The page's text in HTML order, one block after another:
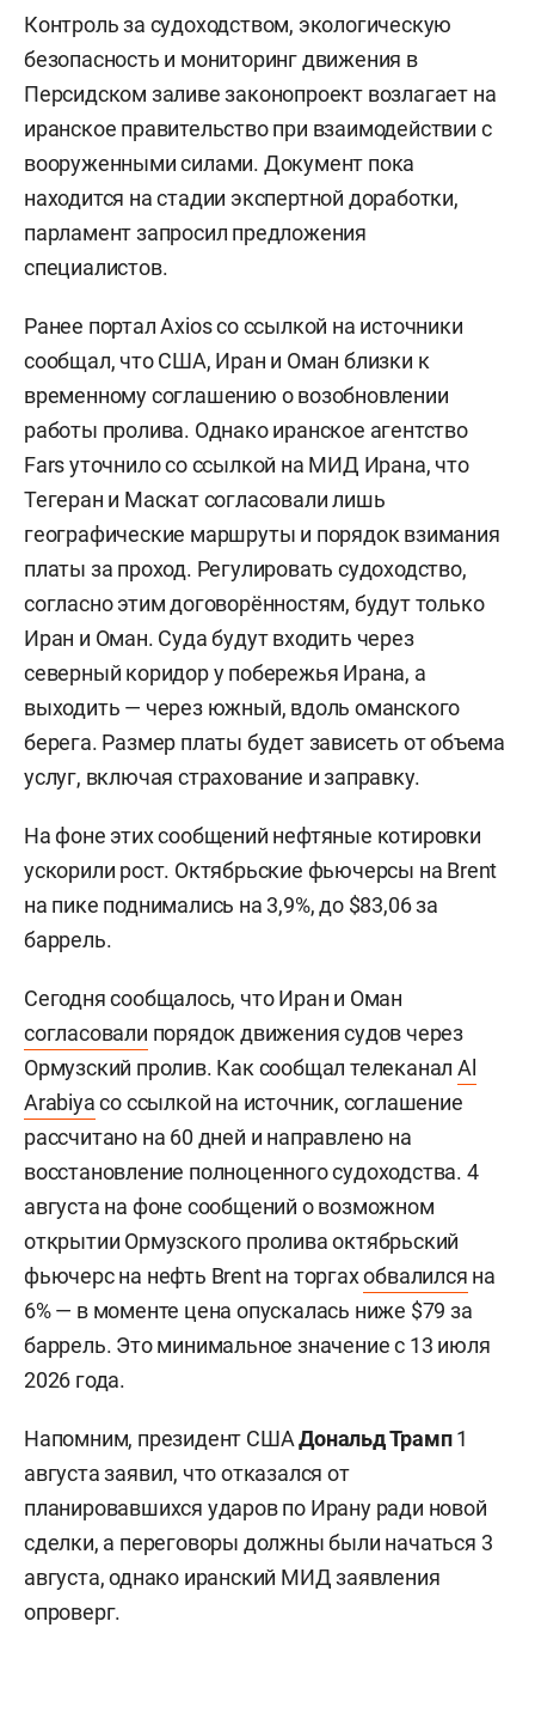
Контроль за судоходством, экологическую
безопасность и мониторинг движения в
Персидском заливе законопроект возлагает на
иранское правительство при взаимодействии с
вооруженными силами. Документ пока
находится на стадии экспертной доработки,
парламент запросил предложения
специалистов.
Ранее портал Axios со ссылкой на источники
сообщал, что США, Иран и Оман близки к
временному соглашению о возобновлении
работы пролива. Однако иранское агентство
Fars уточнило со ссылкой на МИД Ирана, что
Тегеран и Маскат согласовали лишь
географические маршруты и порядок взимания
платы за проход. Регулировать судоходство,
согласно этим договорённостям, будут только
Иран и Оман. Суда будут входить через
северный коридор у побережья Ирана, а
выходить — через южный, вдоль оманского
берега. Размер платы будет зависеть от объема
услуг, включая страхование и заправку.
На фоне этих сообщений нефтяные котировки
ускорили рост. Октябрьские фьючерсы на Brent
на пике поднимались на 3,9%, до $83,06 за
баррель.
Сегодня сообщалось, что Иран и Оман
согласовали порядок движения судов через
Ормузский пролив. Как сообщал телеканал Al
Arabiyaсо ссылкой на источник, соглашение
рассчитано на 60 дней и направлено на
восстановление полноценного судоходства. 4
августа на фоне сообщений о возможном
открытии Ормузского пролива октябрьский
фьючерс на нефть Brent на торгахобвалился на
6% — в моменте цена опускалась ниже $79 за
баррель. Это минимальное значение с 13 июля
2026 года.
Напомним, президент СШАДональд Трамп1
августа заявил, что отказался от
планировавшихся ударов по Ирану ради новой
сделки, а переговоры должны были начаться 3
августа, однако иранский МИД заявления
опроверг.